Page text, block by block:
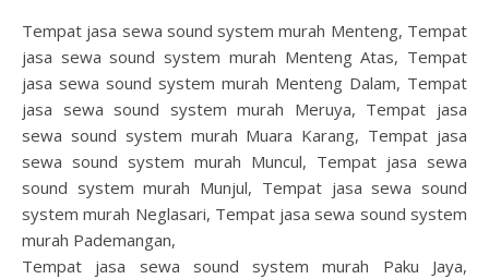
Tempat jasa sewa sound system murah Menteng, Tempat
jasa sewa sound system murah Menteng Atas, Tempat
jasa sewa sound system murah Menteng Dalam, Tempat
jasa sewa sound system murah Meruya, Tempat jasa
sewa sound system murah Muara Karang, Tempat jasa
sewa sound system murah Muncul, Tempat jasa sewa
sound system murah Munjul, Tempat jasa sewa sound
system murah Neglasari, Tempat jasa sewa sound system
murah Pademangan,
Tempat jasa sewa sound system murah Paku Jaya,